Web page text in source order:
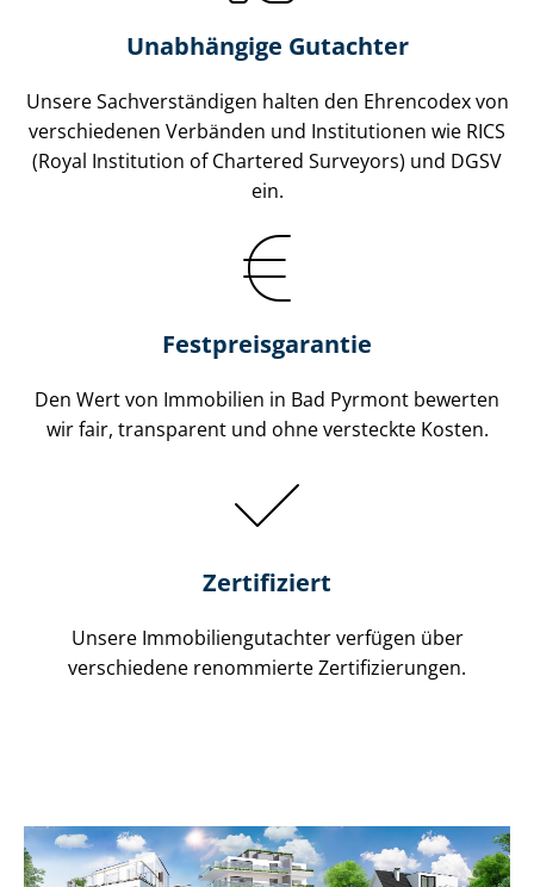
Unabhängige Gutachter
Unsere Sach­ver­stän­di­gen halten den Ehrencodex von
verschiedenen Verbänden und Institutionen wie RICS
(Royal Institution of Chartered Surveyors) und DGSV
ein.
Festpreis​garantie
Den Wert von Immobilien in Bad Pyrmont bewerten
wir fair, transparent und ohne versteckte Kosten.
Zertifiziert
Unsere Immobilien­gutachter verfügen über
verschiedene renommierte Zer­ti­fi­zie­run­gen.